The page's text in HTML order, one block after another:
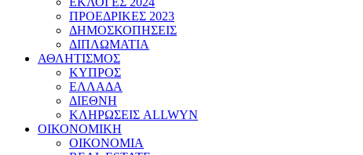
ΠΡΟΕΔΡΙΚΕΣ 2023
ΔΗΜΟΣΚΟΠΗΣΕΙΣ
ΔΙΠΛΩΜΑΤΙΑ
ΑΘΛΗΤΙΣΜΟΣ
ΚΥΠΡΟΣ
ΕΛΛΑΔΑ
ΔΙΕΘΝΗ
ΚΛΗΡΩΣΕΙΣ ALLWYN
ΟΙΚΟΝΟΜΙΚΗ
ΟΙΚΟΝΟΜΙΑ